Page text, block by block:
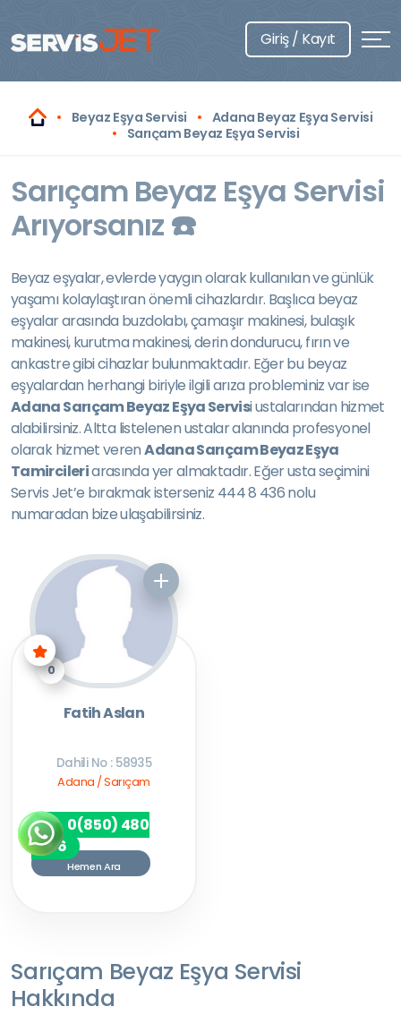
Giriş / Kayıt
Beyaz Eşya Servisi
Adana Beyaz Eşya Servisi
Sarıçam Beyaz Eşya Servisi
Sarıçam Beyaz Eşya Servisi
Arıyorsanız ☎️
Beyaz eşyalar, evlerde yaygın olarak kullanılan ve günlük
yaşamı kolaylaştıran önemli cihazlardır. Başlıca beyaz
eşyalar arasında buzdolabı, çamaşır makinesi, bulaşık
makinesi, kurutma makinesi, derin dondurucu, fırın ve
ankastre gibi cihazlar bulunmaktadır. Eğer bu beyaz
eşyalardan herhangi biriyle ilgili arıza probleminiz var ise
Adana Sarıçam Beyaz Eşya Servisi ustalarından hizmet
alabilirsiniz. Altta listelenen ustalar alanında profesyonel
olarak hizmet verenAdana Sarıçam Beyaz Eşya
Tamircileriarasında yer almaktadır. Eğer usta seçimini
Servis Jet’e bırakmak isterseniz 444 8 436 nolu
numaradan bize ulaşabilirsiniz.
0
Fatih Aslan
Dahili No : 58935
Adana / Sarıçam
0(850) 480
7256
Hemen Ara
Sarıçam Beyaz Eşya Servisi
Hakkında